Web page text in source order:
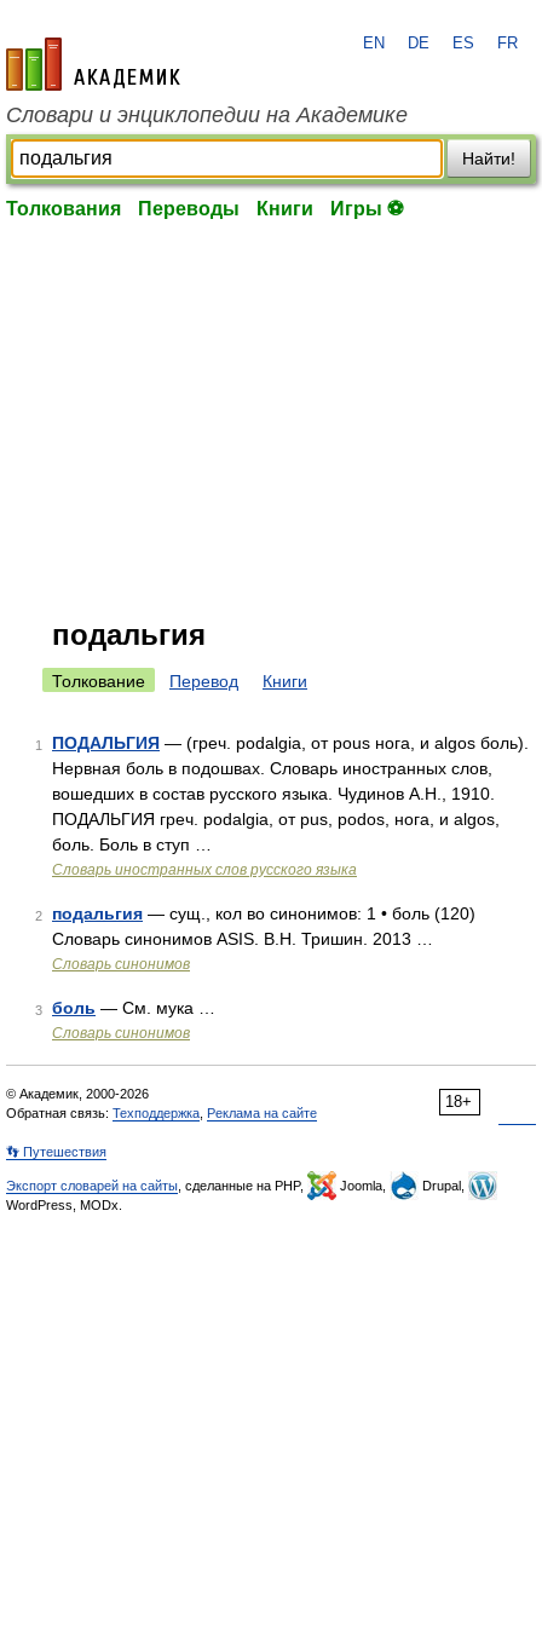
academic.ru
EN DE ES FR
Словари и энциклопедии на Академике
Найти!
Толкования Переводы Книги Игры ⚽
подальгия
Толкование Перевод Книги
1 ПОДАЛЬГИЯ — (греч. podalgia, от pous нога, и algos боль).
Нервная боль в подошвах. Словарь иностранных слов,
вошедших в состав русского языка. Чудинов А.Н., 1910.
ПОДАЛЬГИЯ греч. podalgia, от pus, podos, нога, и algos,
боль. Боль в ступ …
Словарь иностранных слов русского языка
2 подальгия — сущ., кол во синонимов: 1 • боль (120)
Словарь синонимов ASIS. В.Н. Тришин. 2013 …
Словарь синонимов
3 боль — См. мука …
Словарь синонимов
18+
© Академик, 2000-2026
Обратная связь: Техподдержка Реклама на сайте
👣 Путешествия
Экспорт словарей на сайты , сделанные на PHP, Joomla,
Drupal,
WordPress, MODx.